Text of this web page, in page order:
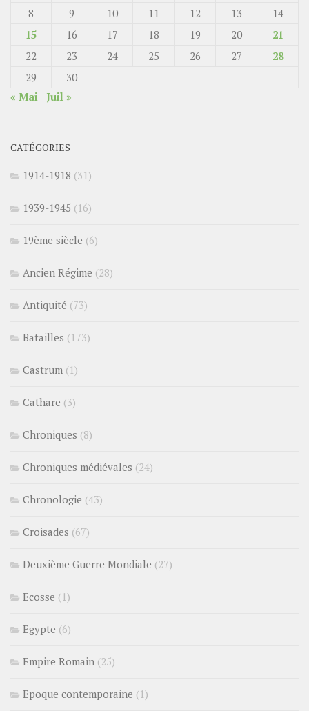
8
9 10 11 12 13
14
15
16 17 18 19 20
21
22
23 24 25 26 27
28
29
30
« Mai
Juil »
CATÉGORIES
1914-1918 (31)
1939-1945 (16)
19ème siècle (6)
Ancien Régime (28)
Antiquité (73)
Batailles (173)
Castrum (1)
Cathare (3)
Chroniques (8)
Chroniques médiévales (24)
Chronologie (43)
Croisades (67)
Deuxième Guerre Mondiale (27)
Ecosse (1)
Egypte (6)
Empire Romain (25)
Epoque contemporaine (1)